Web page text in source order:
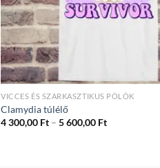
VICCES ÉS SZARKASZTIKUS PÓLÓK
Clamydia túlélő
4 300,00 Ft – 5 600,00 FtÁrtartomány: